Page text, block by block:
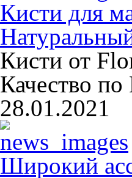
Кисти для
Кисти от
Качество
28.01.2021
Широкий